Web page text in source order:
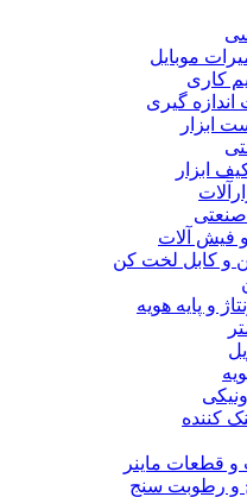
موبایل
کاری
اندازه گیری
ابزار
ابزار
فیش آلات
و کابل لخت کن
و پایه هویه
کننده
و قطعات ماینر
و رطوبت سنج